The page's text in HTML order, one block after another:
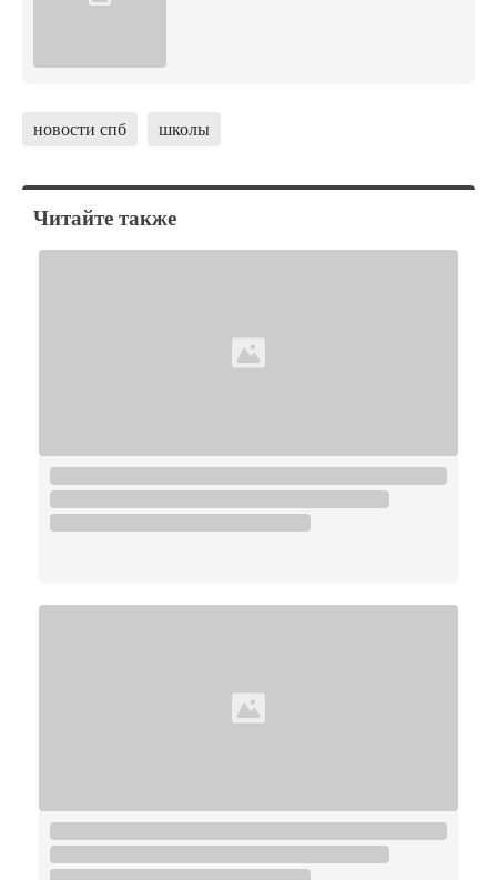
новости спб школы
Читайте также